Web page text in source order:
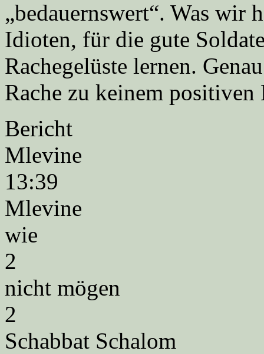
„bedauernswert“. Was wir
Idioten, für die gute
Rachegelüste lernen.
Rache zu keinem positiven
Bericht
Mlevine
13:39
Mlevine
wie
2
nicht mögen
2
Schabbat Schalom